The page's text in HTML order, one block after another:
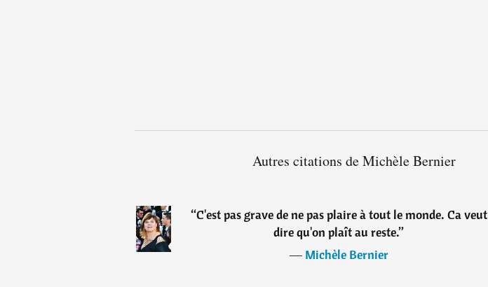
Autres citations de Michèle Bernier
“C'est pas grave de ne pas plaire à tout le monde. Ca veut
dire qu'on plaît au reste.”
―Michèle Bernier